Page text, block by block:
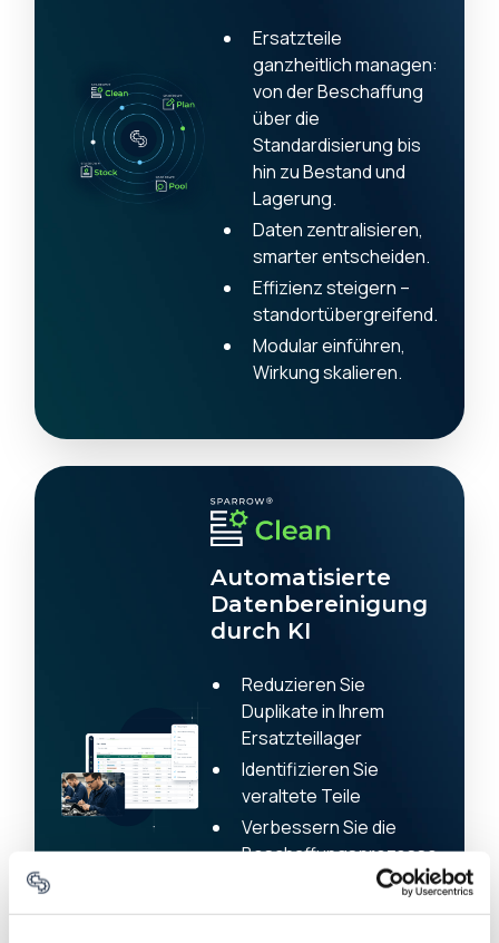
Ersatzteile
ganzheitlich managen:
von der Beschaffung
über die
Standardisierung bis
hin zu Bestand und
Lagerung.
Daten zentralisieren,
smarter entscheiden.
Effizienz steigern –
standortübergreifend.
Modular einführen,
Wirkung skalieren.
Automatisierte
Datenbereinigung
durch KI
Reduzieren Sie
Duplikate in Ihrem
Ersatzteillager
Identifizieren Sie
veraltete Teile
Verbessern Sie die
Beschaffungsprozesse
Reduzieren Sie die
Suchzeit für